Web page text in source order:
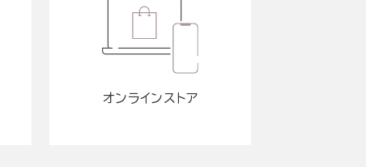
オンラインストア